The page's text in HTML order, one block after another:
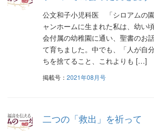
ー
公文和子小児科医 「シロアムの
ャンホームに生まれた私は、幼い
会付属の幼稚園に通い、聖書のお
て育ちました。中でも、「人が自
ちを捨てること、これよりも […]
掲載号： 2021年08月号
二つの「救出」を祈って